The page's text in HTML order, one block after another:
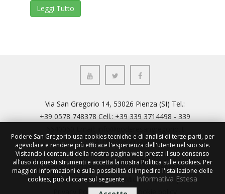
Leggi Tutto
Via San Gregorio 14, 53026 Pienza (SI) Tel.:
+39 0578 748378 Cell.: +39 339 3714498 - 339
P.IVA: 00780350526
Realizzazione sito internetStudio Web
Montepulciano.com/ Grafica WebAndrea
Pisano/ Sviluppo web Michele Genito|
Privacy Policy : IT-EN|
Podere San Gregorio usa cookies tecniche e di analisi di terze parti, per
agevolare e rendere più efficace l'esperienza dell'utente nel suo site.
Visitando i contenuti della nostra pagina web presta il suo consenso
all'uso di questi strumenti e accetta la nostra Politica sulle cookies. Per
maggiori informazioni e sulla possibilità di impedire l'istallazione delle
cookies, può cliccare sul seguente
Informativa Estesa